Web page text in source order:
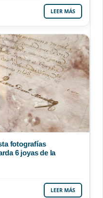
LEER MÁS
fotografías
6 joyas de la
LEER MÁS